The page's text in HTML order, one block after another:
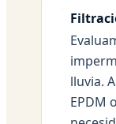
lluvia.
EPDM